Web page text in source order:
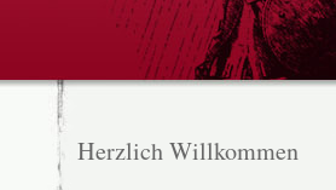
Herzlich Willkommen